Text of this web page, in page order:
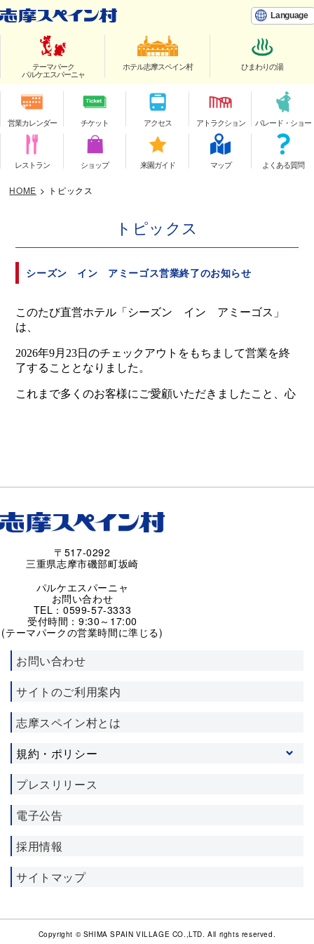
Language
テーマパーク
パルケエスパーニャ
ホテル志摩スペイン村 ひまわりの湯
営業カレンダー チケット アクセス アトラクション パレード・ショー
レストラン ショップ 来園ガイド マップ よくある質問
HOME > トピックス
トピックス
シーズン イン アミーゴス営業終了のお知らせ
〒517-0292
三重県志摩市磯部町坂崎
パルケエスパーニャ
お問い合わせ
TEL：0599-57-3333
受付時間：9:30～17:00
(テーマパークの営業時間に準じる)
お問い合わせ
サイトのご利用案内
志摩スペイン村とは
規約・ポリシー
プライバシーポリシー
施設利用約款
プレスリリース
電子公告
採用情報
サイトマップ
Copyright © SHIMA SPAIN VILLAGE CO.,LTD. All rights reserved.